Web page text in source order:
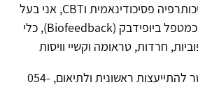
בנוסף להכשרתי בפסיכותרפיה פסיכודינאמית וCBT, אני בעל
הכשרה בטיפול DBT וכמטפל ביופידבק (Biofeedback), כלי
חרדות, טראומה וקשיי וויסות
מזמין אתכם ליצור קשר להתייעצות ראשונית ולתיאום, 054-